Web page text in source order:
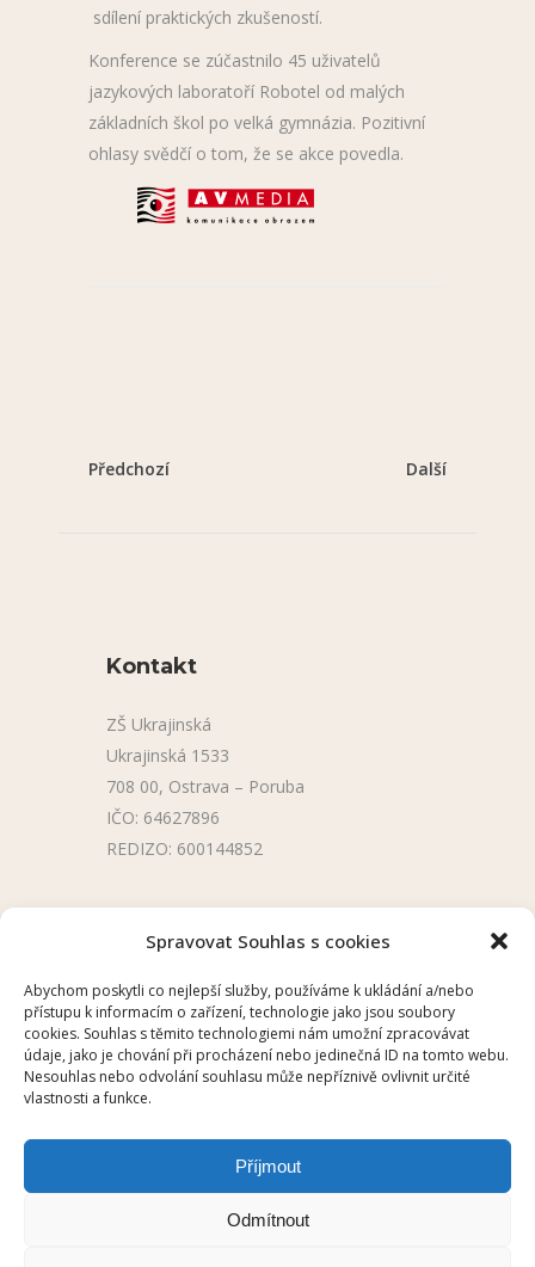
Spravovat Souhlas s cookies
Abychom poskytli co nejlepší služby, používáme k ukládání a/nebo
přístupu k informacím o zařízení, technologie jako jsou soubory
cookies. Souhlas s těmito technologiemi nám umožní zpracovávat
údaje, jako je chování při procházení nebo jedinečná ID na tomto webu.
Nesouhlas nebo odvolání souhlasu může nepříznivě ovlivnit určité
vlastnosti a funkce.
Příjmout
Odmítnout
sdílení praktických zkušeností.
Konference se zúčastnilo 45 uživatelů
jazykových laboratoří Robotel od malých
základních škol po velká gymnázia. Pozitivní
ohlasy svědčí o tom, že se akce povedla.
Předchozí Další
Kontakt
ZŠ Ukrajinská
Ukrajinská 1533
708 00, Ostrava – Poruba
IČO: 64627896
REDIZO: 600144852
Úřední deska
Školní aplikace
2025 © ZŠ UKRAJINSKÁ, OSTRAVA –